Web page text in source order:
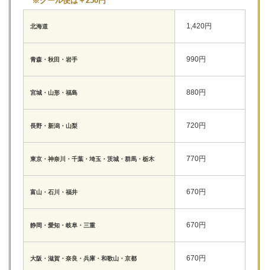
北海道 1,420円
青森・秋田・岩手 990円
宮城・山形・福島 880円
長野・新潟・山梨 720円
東京・神奈川・千葉・埼玉・茨城・群馬・栃木 770円
富山・石川・福井 670円
静岡・愛知・岐阜・三重 670円
大阪・滋賀・奈良・兵庫・和歌山・京都 670円